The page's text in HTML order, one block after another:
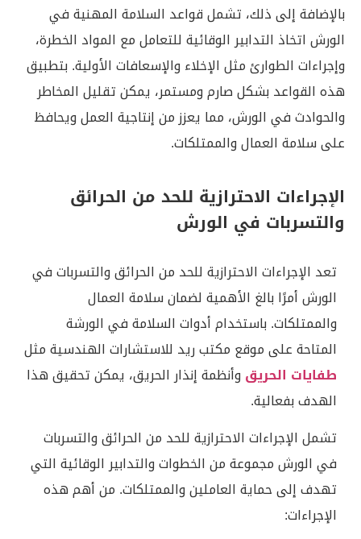
بالإضافة إلى ذلك، تشمل قواعد السلامة المهنية في
الورش اتخاذ التدابير الوقائية للتعامل مع المواد الخطرة،
وإجراءات الطوارئ مثل الإخلاء والإسعافات الأولية. بتطبيق
هذه القواعد بشكل صارم ومستمر، يمكن تقليل المخاطر
والحوادث في الورش، مما يعزز من إنتاجية العمل ويحافظ
على سلامة العمال والممتلكات.
الإجراءات الاحترازية للحد من الحرائق
والتسربات في الورش
تعد الإجراءات الاحترازية للحد من الحرائق والتسربات في
الورش أمرًا بالغ الأهمية لضمان سلامة العمال
والممتلكات. باستخدام أدوات السلامة في الورشة
المتاحة على موقع مكتب ريد للاستشارات الهندسية مثل
طفايات الحريق وأنظمة إنذار الحريق، يمكن تحقيق هذا
الهدف بفعالية.
تشمل الإجراءات الاحترازية للحد من الحرائق والتسربات
في الورش مجموعة من الخطوات والتدابير الوقائية التي
تهدف إلى حماية العاملين والممتلكات. من أهم هذه
الإجراءات: